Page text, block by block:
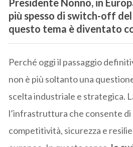
Presidente Nonno, in
più spesso di switch-off
questo tema è diventato
Perché oggi il passaggio
non è più soltanto una
scelta industriale e strategica.
l’infrastruttura che consente
competitività, sicurezza e